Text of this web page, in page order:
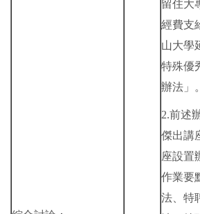
留住大
經費支
山大學
特殊優
辦法」。
2.前述
傑出講
座設置
作業要
法、特